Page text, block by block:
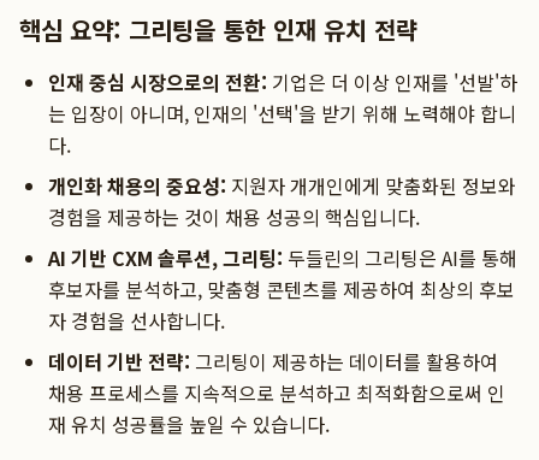
핵심 요약: 그리팅을 통한 인재 유치 전략
인재 중심 시장으로의 전환: 기업은 더 이상 인재를 '선발'하
는 입장이 아니며, 인재의 '선택'을 받기 위해 노력해야 합니
다.
개인화 채용의 중요성: 지원자 개개인에게 맞춤화된 정보와
경험을 제공하는 것이 채용 성공의 핵심입니다.
AI 기반 CXM 솔루션, 그리팅: 두들린의 그리팅은 AI를 통해
후보자를 분석하고, 맞춤형 콘텐츠를 제공하여 최상의 후보
자 경험을 선사합니다.
데이터 기반 전략: 그리팅이 제공하는 데이터를 활용하여
채용 프로세스를 지속적으로 분석하고 최적화함으로써 인
재 유치 성공률을 높일 수 있습니다.